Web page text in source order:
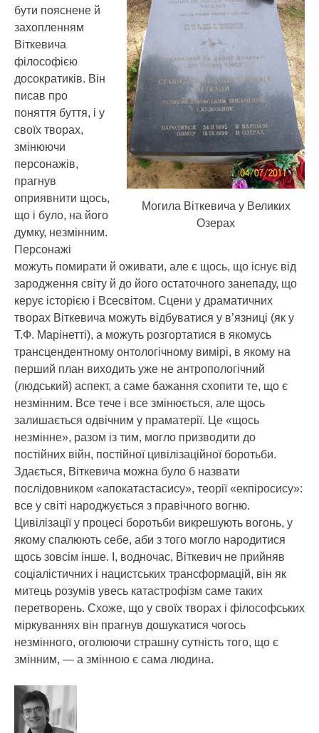
Могила Віткевича у Великих
Озерах
бути пояснене й
захопленням
Віткевича
філософією
досократиків. Він
писав про
поняття буття, і у
своїх творах,
змінюючи
персонажів,
прагнув
оприявнити щось,
що і було, на його
думку, незмінним.
Персонажі
можуть помирати й оживати, але є щось, що існує від
зародження світу й до його остаточного занепаду, що
керує історією і Всесвітом. Сцени у драматичних
творах Віткевича можуть відбуватися у в’язниці (як у
Т.Ф. Марінетті), а можуть розгортатися в якомусь
трансцендентному онтологічному вимірі, в якому на
перший план виходить уже не антропологічний
(людський) аспект, а саме бажання схопити те, що є
незмінним. Все тече і все змінюється, але щось
залишається одвічним у праматерії. Це «щось
незмінне», разом із тим, могло призводити до
постійних війн, постійної цивілізаційної боротьби.
Здається, Віткевича можна було б назвати
послідовником «апокатастасису», теорії «екпіросису»:
все у світі народжується з правічного вогню.
Цивілізації у процесі боротьби викрешують вогонь, у
якому спалюють себе, аби з того могло народитися
щось зовсім інше. І, водночас, Віткевич не прийняв
соціалістичних і нацистських трансформацій, він як
митець розумів увесь катастрофізм саме таких
перетворень. Схоже, що у своїх творах і філософських
міркуваннях він прагнув дошукатися чогось
незмінного, оголюючи страшну сутність того, що є
змінним, — а змінною є сама людина.